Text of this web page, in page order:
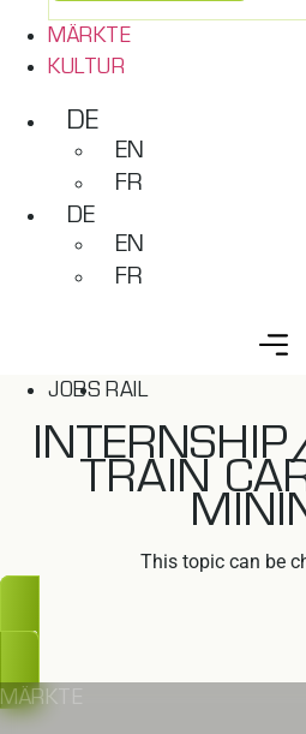
MÄRKTE
KULTUR
DE
EN
FR
DE
EN
FR
JOBS RAIL
TRAIN
This topic can be
UPS, ZU SPÄT
MÄRKTE